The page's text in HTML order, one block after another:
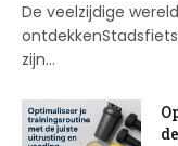
De veelzijdige
zijn…